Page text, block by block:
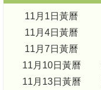
11月1日黃曆
11月4日黃曆
11月7日黃曆
11月10日黃曆
11月13日黃曆